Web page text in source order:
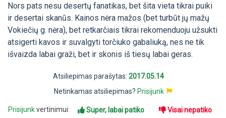
Nors pats nesu desertų fanatikas, bet šita vieta tikrai puiki
ir desertai skanūs. Kainos nėra mažos (bet turbūt jų mažų
Vokiečių g. nėra), bet retkarčiais tikrai rekomenduoju užsukti
atsigerti kavos ir suvalgyti torčiuko gabaliuką, nes ne tik
išvaizda labai graži, bet ir skonis iš tiesų labai geras.
Atsiliepimas parašytas: 2017.05.14
Netinkamas atsiliepimas? Prisijunk
Prisijunkvertinimui: Super, labai patiko Visai nepatiko